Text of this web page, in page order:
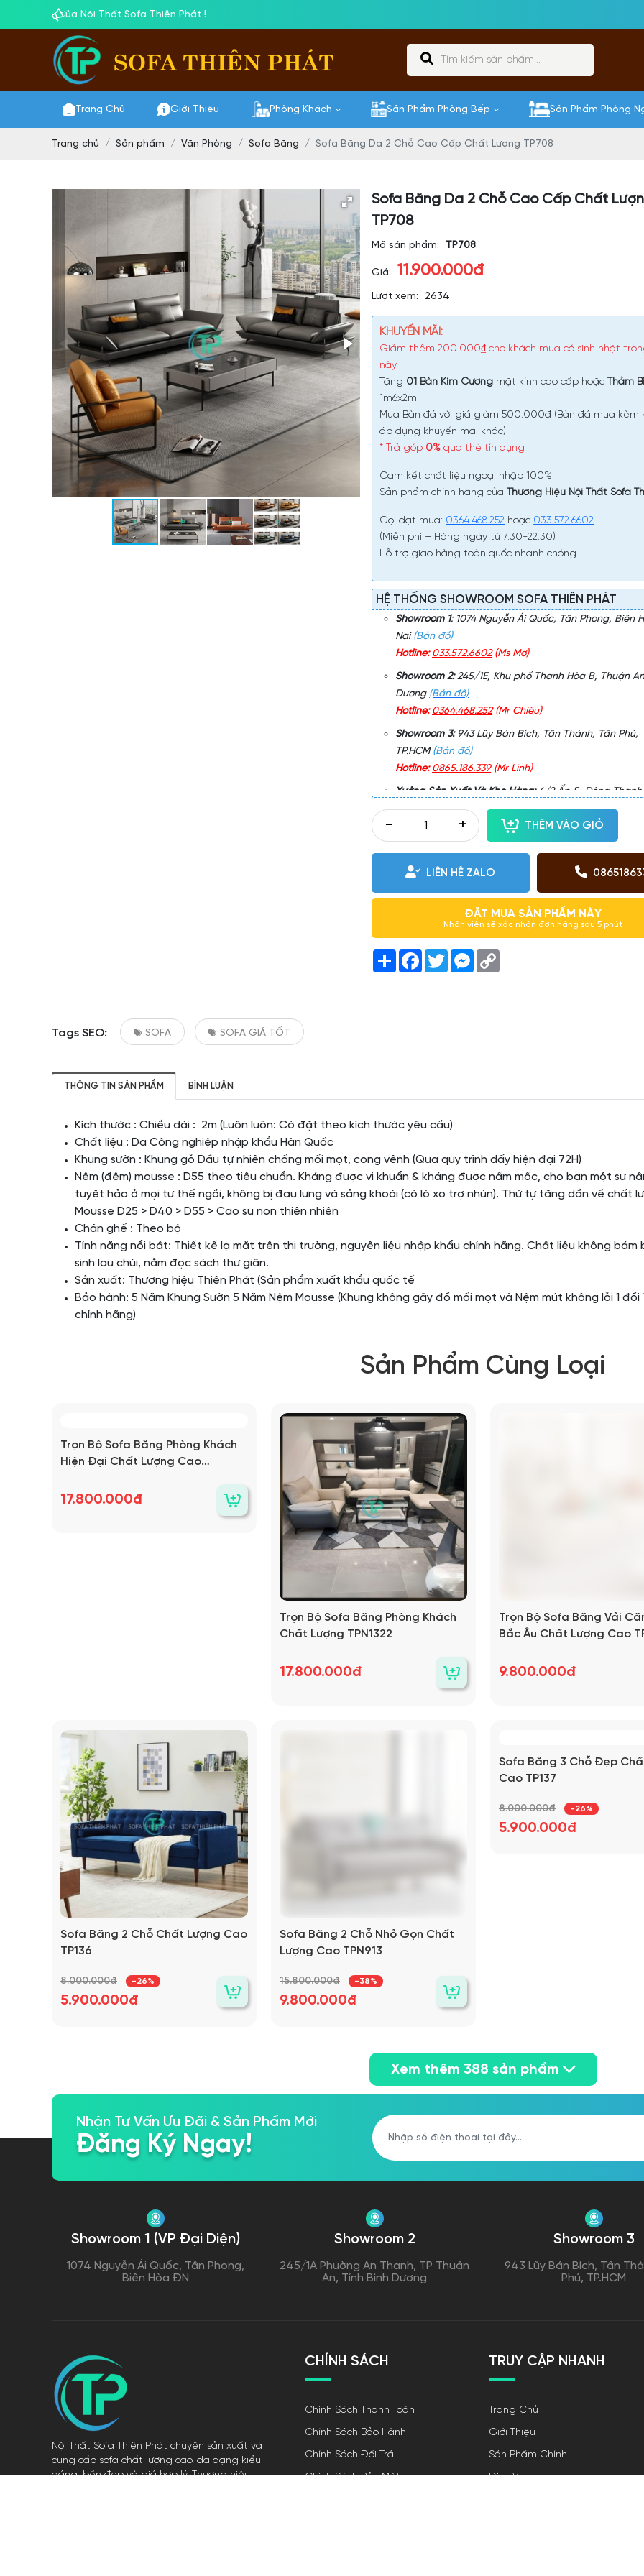
Nội Thất Sofa Thiên Phát !
SOFA THIÊN PHÁT
Trang Chủ Giới Thiệu Phòng Khách Sản Phẩm Phòng Bếp Sản Phẩm Phòng
Trang chủ Sản phẩm Văn Phòng Sofa Băng Sofa Băng Da 2 Chỗ Cao Cấp Chất Lượng TP708
Sofa Băng Da 2 Chỗ Cao Cấp Chất
TP708
Mã sản phẩm: TP708
Giá: 11.900.000đ
Lượt xem: 2634
KHUYẾN MÃI:
Giảm thêm 200.000₫ cho khách mua có sinh nhật
này
Tặng 01 Bàn Kim Cương mặt kính cao cấp hoặc Thảm Bỉ
1m6x2m
Mua Bàn đá với giá giảm 500.000đ (Bàn đá mua kèm
áp dụng khuyến mãi khác)
* Trả góp 0% qua thẻ tín dụng
Cam kết chất liệu ngoại nhập 100%
Sản phẩm chính hãng của Thương Hiệu Nội Thất Sofa
Gọi đặt mua: 0364.468.252 hoặc 033.572.6602
(Miễn phí – Hàng ngày từ 7:30-22:30)
Hỗ trợ giao hàng toàn quốc nhanh chóng
HỆ THỐNG SHOWROOM SOFA THIÊN PHÁT
Showroom 1: 1074 Nguyễn Ái Quốc, Tân Phong, Biên
Nai (Bản đồ)
Hotline: 033.572.6602(Ms Mơ)
Showroom 2:245/1E, Khu phố Thanh Hòa B, Thuận
Dương (Bản đồ)
Hotline: 0364.468.252(Mr Chiêu)
Showroom 3:943 Lũy Bán Bích, Tân Thành, Tân Phú,
TP.HCM (Bản đồ)
Hotline: 0865.186.339(Mr Linh)
Xưởng Sản Xuất Và Kho Hàng:4/2 Ấp 5, Đông Thạnh
Môn, TP.HCM (Bản đồ)
Thời Gian Làm Việc: Làm việc T2 – CN: 8h30 – 21h00
- + THÊM VÀO GIỎ
LIÊN HỆ ZALO
ĐẶT MUA SẢN PHẨM NÀY
Nhân viên sẽ xác nhận đơn hàng sau 5 phút
Share Facebook
TwitterMessenger
Tags SEO: SOFA SOFA GIÁ TỐT
THÔNG TIN SẢN PHẨM BÌNH LUẬN
Kích thước : Chiều dài : 2m (Luôn luôn: Có đặt theo kích thước yêu cầu)
Chất liệu : Da Công nghiệp nhập khẩu Hàn Quốc
Khung sườn : Khung gỗ Dầu tự nhiên chống mối mọt, cong vênh (Qua quy trình dấy hiện đại 72H)
Nệm (đệm) mousse : D55 theo tiêu chuẩn. Kháng được vi khuẩn & kháng được nấm mốc, cho bạn một sự
tuyệt hảo ở mọi tư thế ngồi, không bị đau lưng và sảng khoái (có lò xo trợ nhún). Thứ tự tăng dần về chất
Mousse D25 > D40 > D55 > Cao su non thiên nhiên
Chân ghế : Theo bộ
Tính năng nổi bật: Thiết kế lạ mắt trên thị trường, nguyên liệu nhập khẩu chính hãng. Chất liệu không bám
sinh lau chùi, nằm đọc sách thư giãn.
Sản xuất: Thương hiệu Thiên Phát (Sản phẩm xuất khẩu quốc tế
Bảo hành: 5 Năm Khung Sườn 5 Năm Nệm Mousse (Khung không gãy đổ mối mọt và Nệm mút không lỗi 1 đổi
chính hãng)
Sản Phẩm Cùng Loại
Trọn Bộ Sofa Băng Phòng Khách
Chất Lượng TPN1322
17.800.000đ
Trọn Bộ Sofa Băng Vải
Bắc Âu Chất Lượng Cao
9.800.000đ
Sofa Băng 2 Chỗ Chất Lượng Cao
TP136
8.000.000đ -26%
5.900.000đ
Sofa Băng 2 Chỗ Nhỏ Gọn Chất
Lượng Cao TPN913
15.800.000đ -38%
9.800.000đ
Xem thêm 388 sản phẩm
Nhận Tư Vấn Ưu Đãi & Sản Phẩm Mới
Đăng Ký Ngay!
Showroom 1 (VP Đại Diện)
1074 Nguyễn Ái Quốc, Tân Phong,
Biên Hòa ĐN
Showroom 2
245/1A Phường An Thạnh, TP Thuận
An, Tỉnh Bình Dương
Showroom 3
943 Lũy Bán Bích, Tân
Phú, TP.HCM
Nội Thất Sofa Thiên Phát chuyên sản xuất và
cung cấp sofa chất lượng cao, đa dạng kiểu
dáng, bền đẹp và giá hợp lý. Thương hiệu
CHÍNH SÁCH
Chính Sách Thanh Toán
Chính Sách Bảo Hành
Chính Sách Đổi Trả
Chính Sách Bảo Mật
TRUY CẬP NHANH
Trang Chủ
Giới Thiệu
Sản Phẩm Chính
Dịch Vụ